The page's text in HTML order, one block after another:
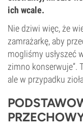
ich wcale.
Nie dziwi więc, że
zamrażarkę, aby
mogliśmy usłyszeć
zimno konserwuje”.
ale w przypadku